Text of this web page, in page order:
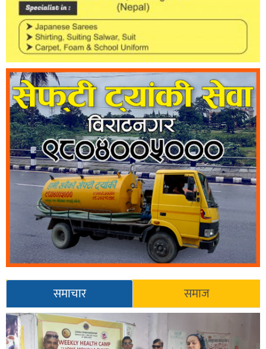
समाचार समाज